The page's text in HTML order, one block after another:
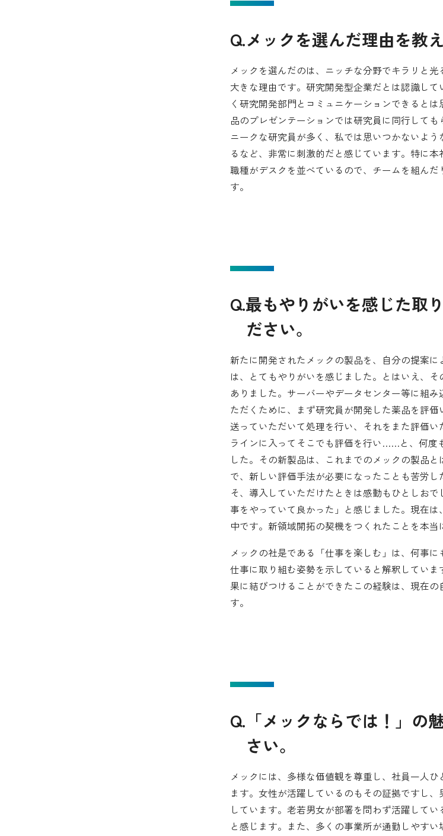
Q.メックを選んだ理由を教
メックを選んだのは、ニッチな分野でキラリと
大きな理由です。研究開発型企業だとは認識し
く研究開発部門とコミュニケーションできると
品のプレゼンテーションでは研究員に同行して
ニークな研究員が多く、私では思いつかないよ
るなど、非常に刺激的だと感じています。特に
職種がデスクを並べているので、チームを組ん
す。
Q.最もやりがいを感じた取
ださい。
新たに開発されたメックの製品を、自分の提案に
は、とてもやりがいを感じました。とはいえ、
ありました。サーバーやデータセンター等に組
ただくために、まず研究員が開発した薬品を評
送っていただいて処理を行い、それをまた評価
ラインに入ってそこでも評価を行い……と、何度
した。その新製品は、これまでのメックの製品
で、新しい評価手法が必要になったことも苦労
そ、導入していただけたときは感動もひとしお
事をやっていて良かった」と感じました。現在
中です。新領域開拓の契機をつくれたことを本当
メックの社是である「仕事を楽しむ」は、何事
仕事に取り組む姿勢を示していると解釈してい
果に結びつけることができたこの経験は、現在の
す。
Q.「メックならでは！」の
さい。
メックには、多様な価値観を尊重し、社員一人ひ
ます。女性が活躍しているのもその証拠ですし
しています。老若男女が部署を問わず活躍してい
と感じます。また、多くの事業所が通勤しやす